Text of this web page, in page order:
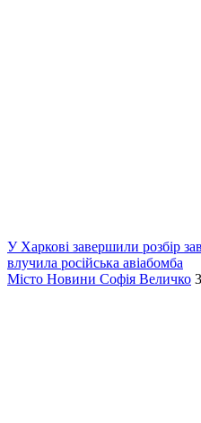
У Харкові завершили розбір
влучила російська авіабомба
Місто Новини Софія Величко